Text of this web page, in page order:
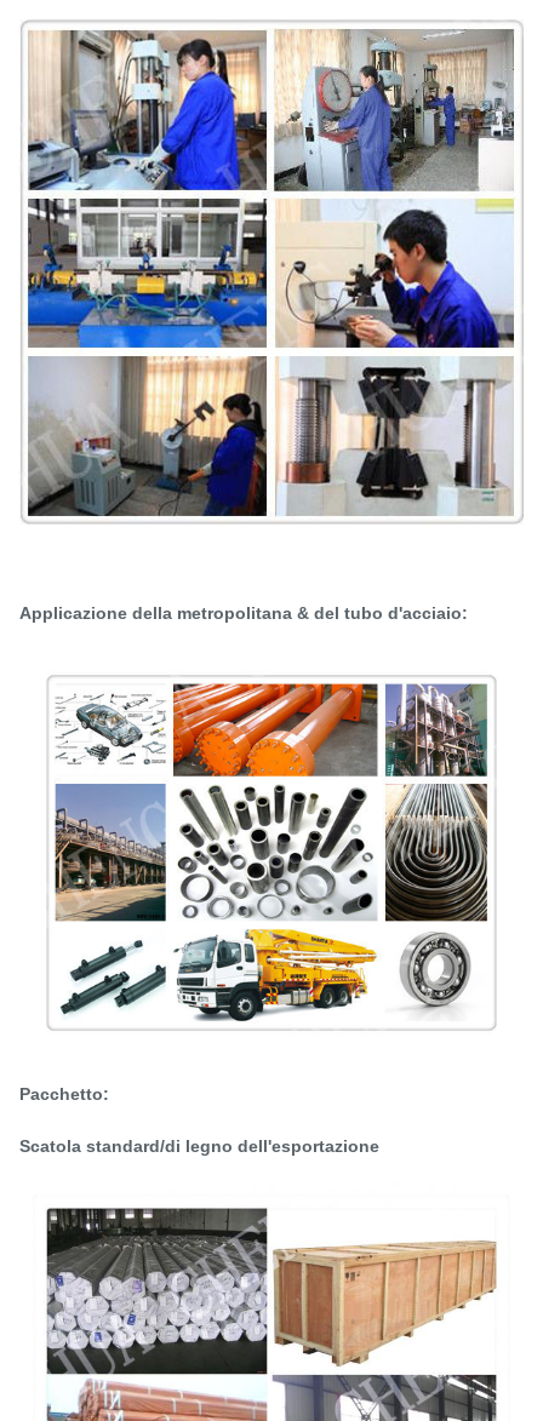
Applicazione della metropolitana & del tubo d'acciaio:
Pacchetto:
Scatola standard/di legno dell'esportazione